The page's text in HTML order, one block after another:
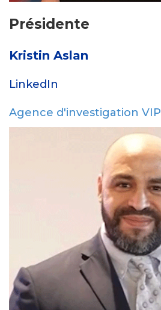
Présidente
Kristin Aslan
LinkedIn
Agence d'investigation VIP